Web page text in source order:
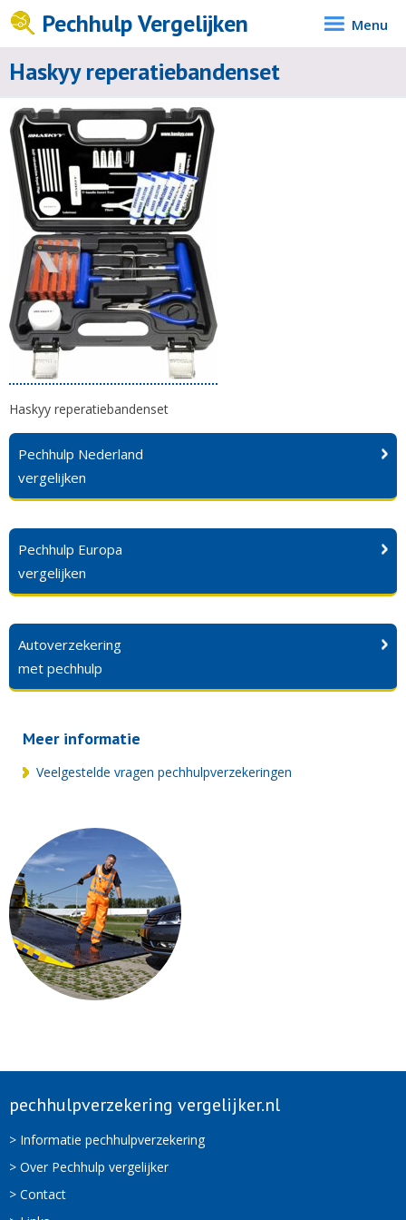
Pechhulp Vergelijken Menu
Haskyy reperatiebandenset
Haskyy reperatiebandenset
Pechhulp Nederland
vergelijken
Pechhulp Europa
vergelijken
Autoverzekering
met pechhulp
Meer informatie
Veelgestelde vragen pechhulpverzekeringen
pechhulpverzekering vergelijker.nl
> Informatie pechhulpverzekering
> Over Pechhulp vergelijker
> Contact